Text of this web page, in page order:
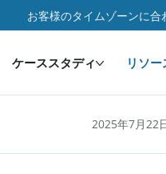
お客様のタイムゾーンに合
ケーススタディ リソー
2025年7月22